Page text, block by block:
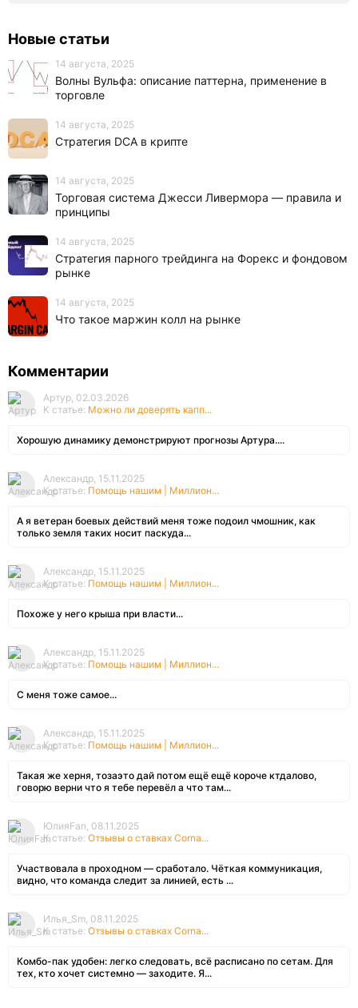
Новые статьи
14 августа, 2025
Волны Вульфа: описание паттерна, применение в
торговле
14 августа, 2025
Стратегия DCA в крипте
14 августа, 2025
Торговая система Джесси Ливермора — правила и
принципы
14 августа, 2025
Стратегия парного трейдинга на Форекс и фондовом
рынке
14 августа, 2025
Что такое маржин колл на рынке
Комментарии
Артур, 02.03.2026
К статье: Можно ли доверять капп...
Хорошую динамику демонстрируют прогнозы Артура....
Александр, 15.11.2025
К статье: Помощь нашим | Миллион...
А я ветеран боевых действий меня тоже подоил чмошник, как
только земля таких носит паскуда...
Александр, 15.11.2025
К статье: Помощь нашим | Миллион...
Похоже у него крыша при власти...
Александр, 15.11.2025
К статье: Помощь нашим | Миллион...
С меня тоже самое...
Александр, 15.11.2025
К статье: Помощь нашим | Миллион...
Такая же херня, тозаэто дай потом ещё ещё короче ктдалово,
говорю верни что я тебе перевёл а что там...
ЮлияFan, 08.11.2025
К статье: Отзывы о ставках Corna...
Участвовала в проходном — сработало. Чёткая коммуникация,
видно, что команда следит за линией, есть ...
Илья_Sm, 08.11.2025
К статье: Отзывы о ставках Corna...
Комбо-пак удобен: легко следовать, всё расписано по сетам. Для
тех, кто хочет системно — заходите. Я...